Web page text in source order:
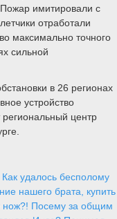
имитировали с
отработали
максимально точного
сильной
в 26 регионах
устройство
региональный центр
удалось бесполому
нашего брата, купить
нож?! Посему за общим